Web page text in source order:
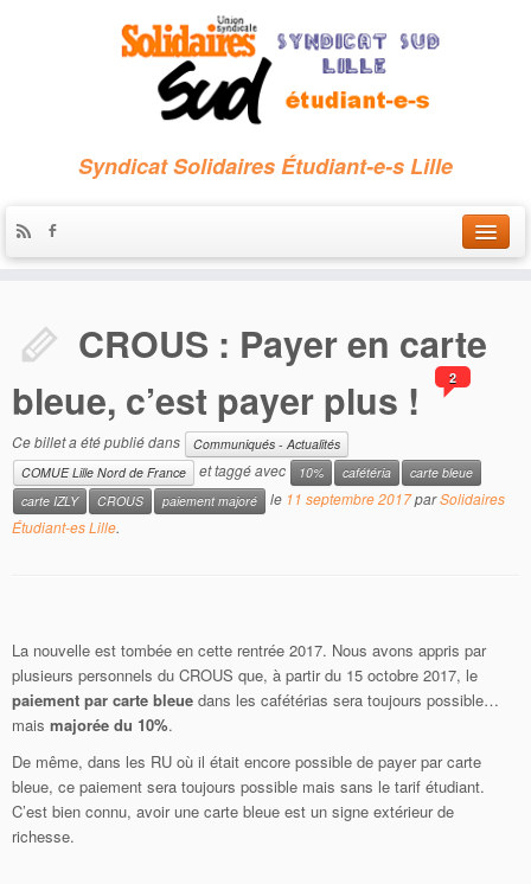
Syndicat Solidaires Étudiant-e-s Lille
Qui sommes-nous ?
Nous contacter
CROUS : Payer en carte
bleue, c’est payer plus !
2
Ce billet a été publié dans
Communiqués - Actualités
COMUE Lille Nord de France
et taggé avec 10% cafétéria
carte bleue
carte IZLY
CROUS paiement majoré le 11 septembre 2017parSolidaires
Étudiant-es Lille.
La nouvelle est tombée en cette rentrée 2017. Nous avons appris par
plusieurs personnels du CROUS que, à partir du 15 octobre 2017, le
paiement par carte bleue dans les cafétérias sera toujours possible…
mais majorée du 10%.
De même, dans les RU où il était encore possible de payer par carte
bleue, ce paiement sera toujours possible mais sans le tarif étudiant.
C’est bien connu, avoir une carte bleue est un signe extérieur de
richesse.